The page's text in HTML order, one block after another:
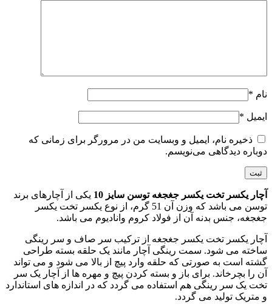
نام *
ایمیل *
ذخیره نام، ایمیل و وبسایت من در مرورگر برای زمانی که
دوباره دیدگاهی می‌نویسم.
آچار یکسر تخت یکسر جغجغه توسن سایز 10
یکی از آچارهای برند
توسن می باشد که وزن آن 51 گرم، از نوع یکسر تخت یکسر
جغجغه، جنس بدنه آن از فولاد کروم وانادیوم می باشد.
آچار یکسر تخت یکسر جغجغه از ترکیب سر صاف و سر رینگی
ساخته می شود. سمت رینگی آچار مانند یک حلقه بسته طراحی
گشته است به صورتی که حلقه وارد پیچ از بالا می شود و می تواند
آن را بچرخاند. برای باز و بسته کردن پیچ و مهره ها از آچار یک سر
تخت یک سر رینگی هم استفاده می گردد که در اندازه های استاندارد
و متریک تولید می گردد.